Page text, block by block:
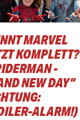
MARVEL
KOMPLETT?
-
NEW DAY"
ALARM!)